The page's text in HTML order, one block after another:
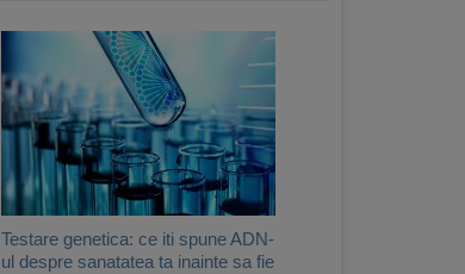
Testare genetica: ce iti spune ADN-
ul despre sanatatea ta inainte sa fie